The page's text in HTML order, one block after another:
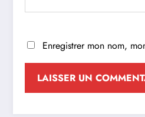
Enregistrer mon nom,